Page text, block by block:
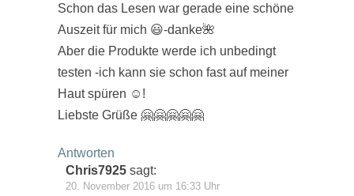
Schon das Lesen war gerade eine schöne
Auszeit für mich 😃-danke🌺
Aber die Produkte werde ich unbedingt
testen -ich kann sie schon fast auf meiner
Haut spüren ☺!
Liebste Grüße 🤗🤗🤗🤗🤗
Antworten
Chris7925 sagt:
20. November 2016 um 16:33 Uhr